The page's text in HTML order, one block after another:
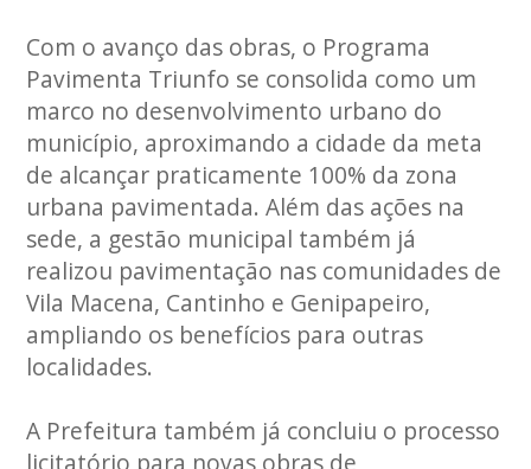
Com o avanço das obras, o Programa
Pavimenta Triunfo se consolida como um
marco no desenvolvimento urbano do
município, aproximando a cidade da meta
de alcançar praticamente 100% da zona
urbana pavimentada. Além das ações na
sede, a gestão municipal também já
realizou pavimentação nas comunidades de
Vila Macena, Cantinho e Genipapeiro,
ampliando os benefícios para outras
localidades.
A Prefeitura também já concluiu o processo
licitatório para novas obras de